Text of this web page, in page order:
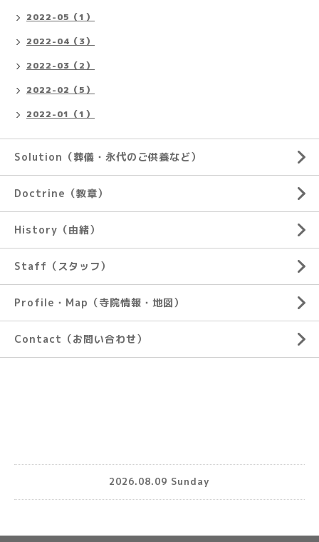
2022-05（1）
2022-04（3）
2022-03（2）
2022-02（5）
2022-01（1）
Solution（葬儀・永代のご供養など）
Doctrine（教章）
History（由緒）
Staff（スタッフ）
Profile・Map（寺院情報・地図）
Contact（お問い合わせ）
2026.08.09 Sunday